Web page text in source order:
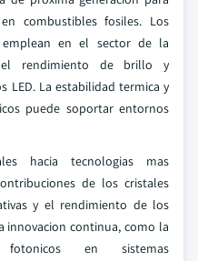
combustibles fosiles. Los
en el sector de la
el rendimiento de brillo y
LED. La estabilidad termica y
puede soportar entornos
hacia tecnologias mas
de los cristales
y el rendimiento de los
innovacion continua, como la
en sistemas